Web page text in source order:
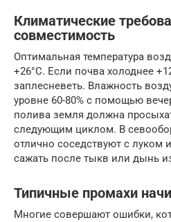
Климатические
совместимость
Оптимальная температура
+26°C. Если почва холоднее
заплесневеть. Влажность
уровне 60-80% с помощью
полива земля должна
следующим циклом. В
отлично соседствуют с луком
сажать после тыкв или дынь
Типичные промахи
Многие совершают ошибки,